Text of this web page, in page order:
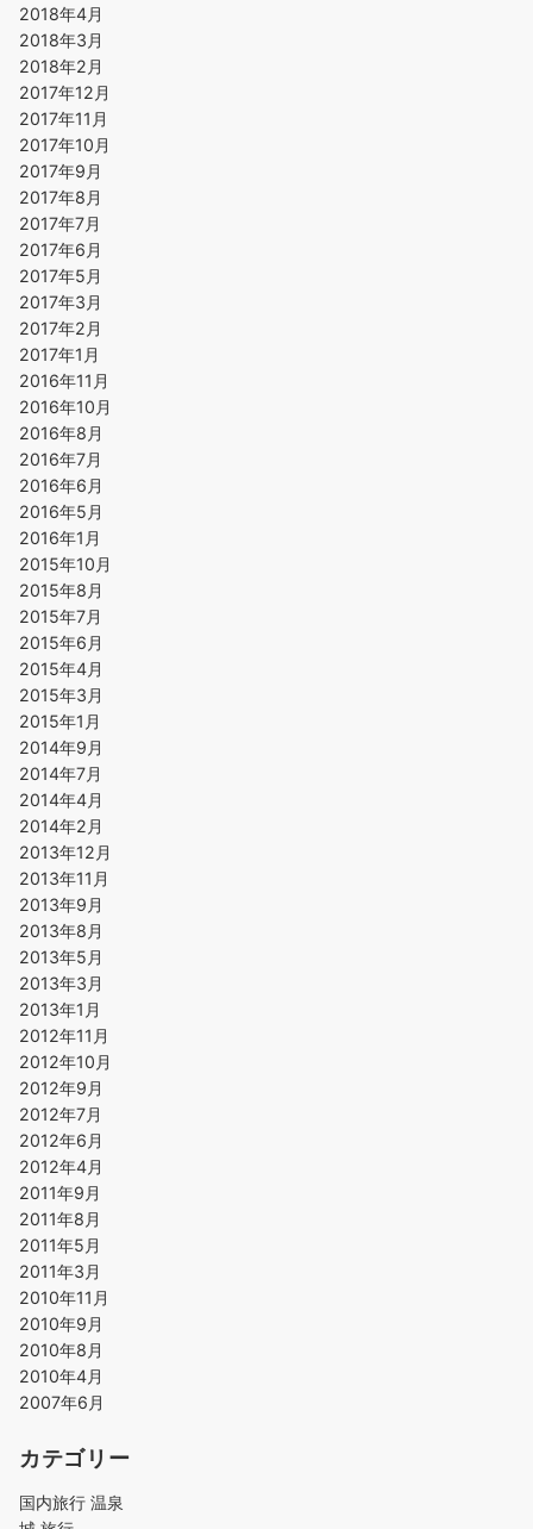
2018年4月
2018年3月
2018年2月
2017年12月
2017年11月
2017年10月
2017年9月
2017年8月
2017年7月
2017年6月
2017年5月
2017年3月
2017年2月
2017年1月
2016年11月
2016年10月
2016年8月
2016年7月
2016年6月
2016年5月
2016年1月
2015年10月
2015年8月
2015年7月
2015年6月
2015年4月
2015年3月
2015年1月
2014年9月
2014年7月
2014年4月
2014年2月
2013年12月
2013年11月
2013年9月
2013年8月
2013年5月
2013年3月
2013年1月
2012年11月
2012年10月
2012年9月
2012年7月
2012年6月
2012年4月
2011年9月
2011年8月
2011年5月
2011年3月
2010年11月
2010年9月
2010年8月
2010年4月
2007年6月
カテゴリー
国内旅行 温泉